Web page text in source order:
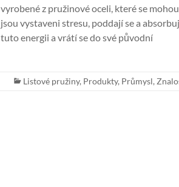
vyrobené z pružinové oceli, které se
jsou vystaveni stresu, poddají se a
tuto energii a vrátí se do své původní
Listové pružiny, Produkty, Průmysl,